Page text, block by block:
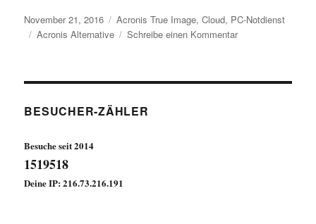
Veröffentlicht
am
November 21, 2016 Kategorien
Acronis True Image,Cloud, PC-Notdienst
Schlagwörter
Acronis Alternative Schreibe einen Kommentarzu
BESUCHER-ZÄHLER
Besuche seit 2014
1519518
Deine IP: 216.73.216.191